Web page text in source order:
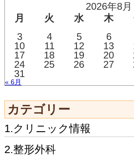
2026年8月
月
火 水 木
3
4 5 6
10
11 12 13
17
18 19 20
24
25 26 27
31
« 6月
カテゴリー
1.クリニック情報
2.整形外科